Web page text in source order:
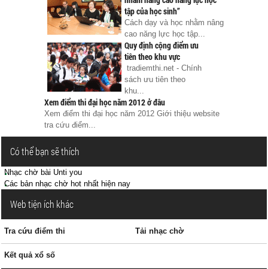
tập của học sinh”
Cách dạy và học nhằm nâng
cao năng lực học tập...
Quy định cộng điểm ưu
tiên theo khu vực
tradiemthi.net - Chính
sách ưu tiên theo
khu...
Xem điểm thi đại học năm 2012 ở đâu
Xem điểm thi đại học năm 2012 Giới thiệu website
tra cứu điểm...
Có thể bạn sẽ thích
Nhạc chờ bài Unti you
Các bản nhạc chờ hot nhất hiện nay
Web tiện ích khác
Tra cứu điểm thi Tải nhạc chờ
Kết quả xổ số